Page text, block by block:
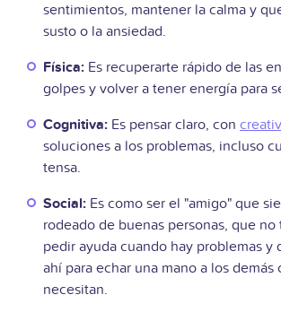
sentimientos, mantener la calma y
susto o la ansiedad.
Física: Es recuperarte rápido de las
golpes y volver a tener energía para
Cognitiva: Es pensar claro, con
soluciones a los problemas, incluso
tensa.
Social: Es como ser el "amigo" que
rodeado de buenas personas, que
pedir ayuda cuando hay problemas y
ahí para echar una mano a los demás
necesitan.